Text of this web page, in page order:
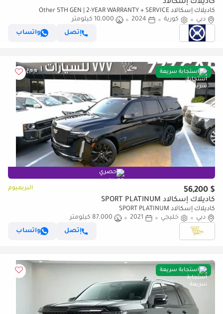
كاديلاك إسكالاد
كاديلاك إسكالاد Other 5TH GEN | 2-YEAR WARRANTY + SERVICE
AVAILABLE | IN-HOUSE FINANCING | 0% DOWNPAYMENT (BANK)
دبي كورية 2024
10,000 كيلومتر
إتصل
واتساب
استجابة سريعة
حصري
$ 56,200 البريميوم
كاديلاك إسكالاد SPORT PLATINUM
كاديلاك إسكالاد SPORT PLATINUM
دبي
خليجي 2021
87,000 كيلومتر
إتصل
واتساب
استجابة سريعة